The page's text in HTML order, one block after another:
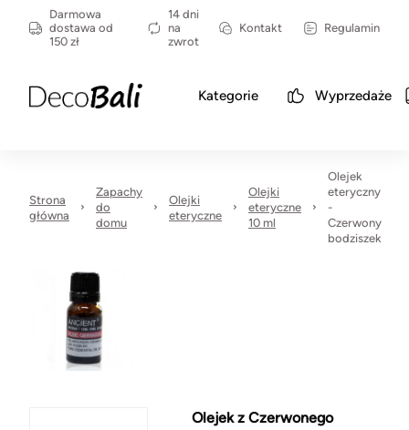
Darmowa
dostawa od
150 zł
14 dni
na
zwrot
Kontakt Regulamin
Kategorie Wyprzedaże
Strona
główna
Zapachy
do
domu
Olejki
eteryczne
Olejki
eteryczne
10 ml
Olejek
eteryczny
-
Czerwony
bodziszek
Olejek z Czerwonego